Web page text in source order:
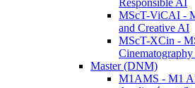
Responsible AI
MScT-ViCAI -
and Creative AI
MScT-XCin -
Master (DNM)
M1AMS - M1